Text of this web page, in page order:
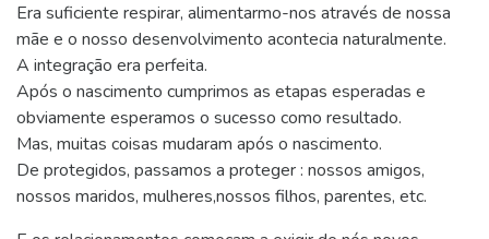
Era suficiente respirar, alimentarmo-nos através de nossa
mãe e o nosso desenvolvimento acontecia naturalmente.
A integração era perfeita.
Após o nascimento cumprimos as etapas esperadas e
obviamente esperamos o sucesso como resultado.
Mas, muitas coisas mudaram após o nascimento.
De protegidos, passamos a proteger : nossos amigos,
nossos maridos, mulheres,nossos filhos, parentes, etc.